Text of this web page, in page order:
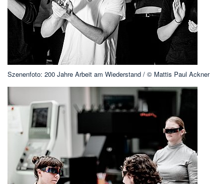
Szenenfoto: 200 Jahre Arbeit am Wiederstand / © Mattis Paul Ackner